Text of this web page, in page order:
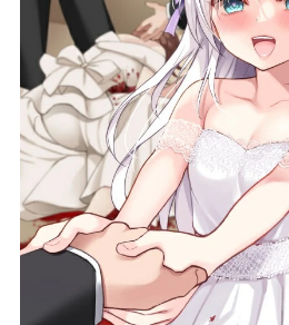
区发布非法内容 发现立即永久封号
官方公告
177
隐藏